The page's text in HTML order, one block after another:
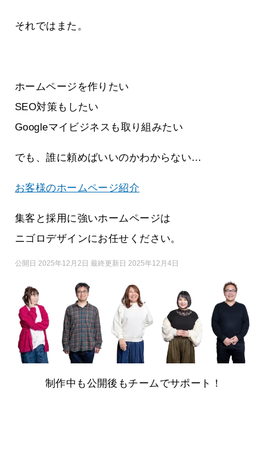
それではまた。
ホームページを作りたい
SEO対策もしたい
Googleマイビジネスも取り組みたい
でも、誰に頼めばいいのかわからない…
お客様のホームページ紹介
集客と採用に強いホームページは
ニゴロデザインにお任せください。
公開日 2025年12月2日 最終更新日 2025年12月4日
制作中も公開後もチームでサポート！